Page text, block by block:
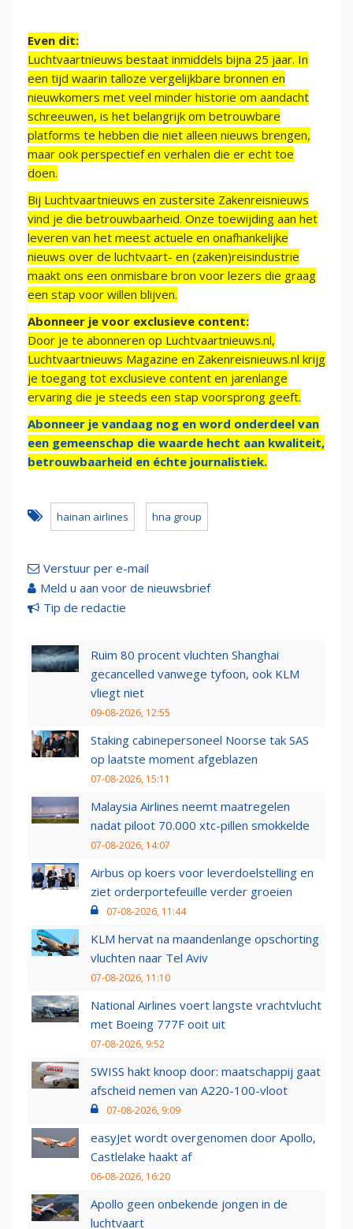
Even dit:
Luchtvaartnieuws bestaat inmiddels bijna 25 jaar. In
een tijd waarin talloze vergelijkbare bronnen en
nieuwkomers met veel minder historie om aandacht
schreeuwen, is het belangrijk om betrouwbare
platforms te hebben die niet alleen nieuws brengen,
maar ook perspectief en verhalen die er echt toe
doen.
Bij Luchtvaartnieuws en zustersite Zakenreisnieuws
vind je die betrouwbaarheid. Onze toewijding aan het
leveren van het meest actuele en onafhankelijke
nieuws over de luchtvaart- en (zaken)reisindustrie
maakt ons een onmisbare bron voor lezers die graag
een stap voor willen blijven.
Abonneer je voor exclusieve content:
Door je te abonneren op Luchtvaartnieuws.nl,
Luchtvaartnieuws Magazine en Zakenreisnieuws.nl krijg
je toegang tot exclusieve content en jarenlange
ervaring die je steeds een stap voorsprong geeft.
Abonneer je vandaag nog en word onderdeel van
een gemeenschap die waarde hecht aan kwaliteit,
betrouwbaarheid en échte journalistiek.
hainan airlines hna group
Verstuur per e-mail
Meld u aan voor de nieuwsbrief
Tip de redactie
Ruim 80 procent vluchten Shanghai
gecancelled vanwege tyfoon, ook KLM
vliegt niet
09-08-2026, 12:55
Staking cabinepersoneel Noorse tak SAS
op laatste moment afgeblazen
07-08-2026, 15:11
Malaysia Airlines neemt maatregelen
nadat piloot 70.000 xtc-pillen smokkelde
07-08-2026, 14:07
Airbus op koers voor leverdoelstelling en
ziet orderportefeuille verder groeien
07-08-2026, 11:44
KLM hervat na maandenlange opschorting
vluchten naar Tel Aviv
07-08-2026, 11:10
National Airlines voert langste vrachtvlucht
met Boeing 777F ooit uit
07-08-2026, 9:52
SWISS hakt knoop door: maatschappij gaat
afscheid nemen van A220-100-vloot
07-08-2026, 9:09
easyJet wordt overgenomen door Apollo,
Castlelake haakt af
06-08-2026, 16:20
Apollo geen onbekende jongen in de
luchtvaart